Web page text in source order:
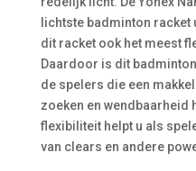
lichtste badminton racket
dit racket ook het meest
Daardoor is dit
de spelers die een
zoeken en wendbaarheid
flexibiliteit helpt u als
van clears en andere